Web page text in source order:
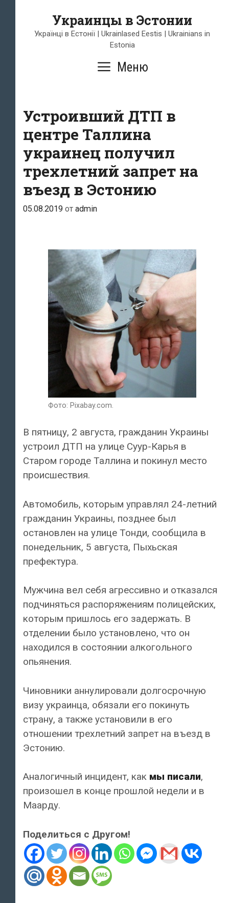
содержимому
Украинцы в Эстонии
Українці в Естонії | Ukrainlased Eestis | Ukrainians in
Estonia
Меню
Устроивший ДТП в
центре Таллина
украинец получил
трехлетний запрет на
въезд в Эстонию
05.08.2019 от admin
Фото: Pixabay.com.
В пятницу, 2 августа, гражданин Украины
устроил ДТП на улице Суур-Карья в
Старом городе Таллина и покинул место
происшествия.
Автомобиль, которым управлял 24-летний
гражданин Украины, позднее был
остановлен на улице Тонди, сообщила в
понедельник, 5 августа, Пыхьская
префектура.
Мужчина вел себя агрессивно и отказался
подчиняться распоряжениям полицейских,
которым пришлось его задержать. В
отделении было установлено, что он
находился в состоянии алкогольного
опьянения.
Чиновники аннулировали долгосрочную
визу украинца, обязали его покинуть
страну, а также установили в его
отношении трехлетний запрет на въезд в
Эстонию.
Аналогичный инцидент, как мы писали,
произошел в конце прошлой недели и в
Маарду.
Поделиться с Другом!